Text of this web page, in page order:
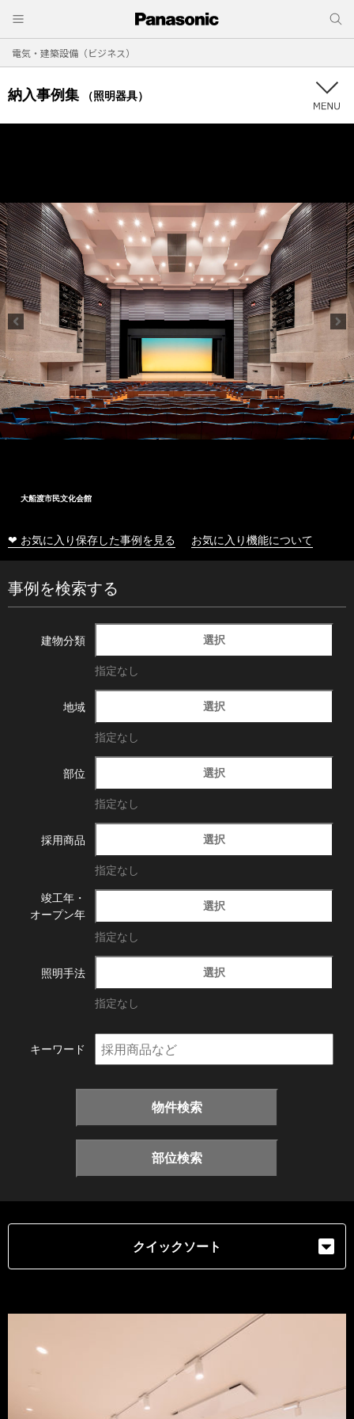
電気・建築設備（ビジネス）
納入事例集 （照明器具）
大船渡市民文化会館
❤ お気に入り保存した事例を見る お気に入り機能について
事例を検索する
建物分類 選択
指定なし
地域 選択
指定なし
部位 選択
指定なし
採用商品 選択
指定なし
竣工年・
オープン年
選択
指定なし
照明手法 選択
指定なし
キーワード
物件検索
部位検索
クイックソート